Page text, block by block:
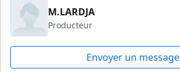
M.LARDJA
Producteur
Envoyer un message